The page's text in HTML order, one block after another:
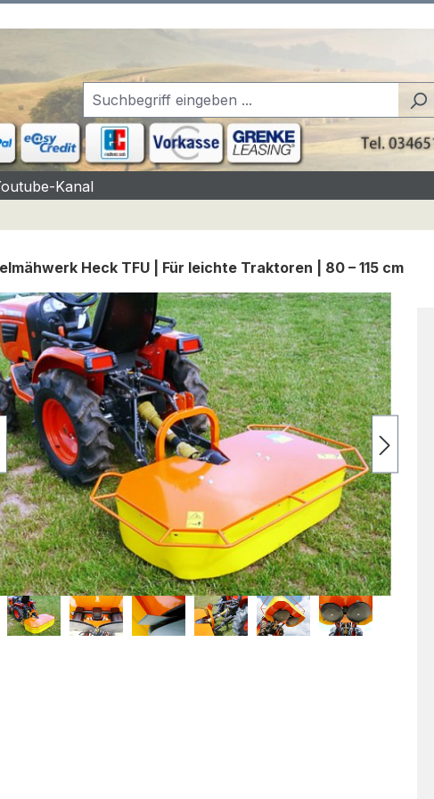
Kanal
Heck TFU | Für leichte Traktoren | 80 – 115 cm
überspringen